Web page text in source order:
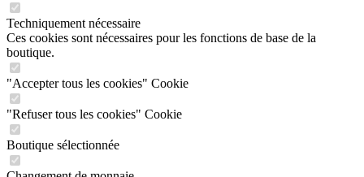
Techniquement nécessaire
Ces cookies sont nécessaires pour les fonctions de base de la
boutique.
"Accepter tous les cookies" Cookie
"Refuser tous les cookies" Cookie
Boutique sélectionnée